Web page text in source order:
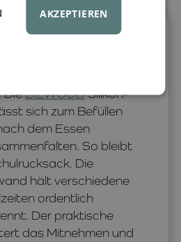
Platz und Zeit spart
durchdachte
DieLIEWOODSilikon-
sich zum Befüllen
dem Essen
So bleibt
Die
hält verschiedene
ordentlich
Der praktische
das Mitnehmen und
AKZEPTIEREN